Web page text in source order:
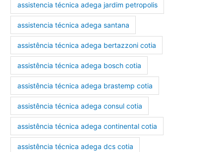
assistencia técnica adega jardim petropolis
assistencia técnica adega santana
assistência técnica adega bertazzoni cotia
assistência técnica adega bosch cotia
assistência técnica adega brastemp cotia
assistência técnica adega consul cotia
assistência técnica adega continental cotia
assistência técnica adega dcs cotia